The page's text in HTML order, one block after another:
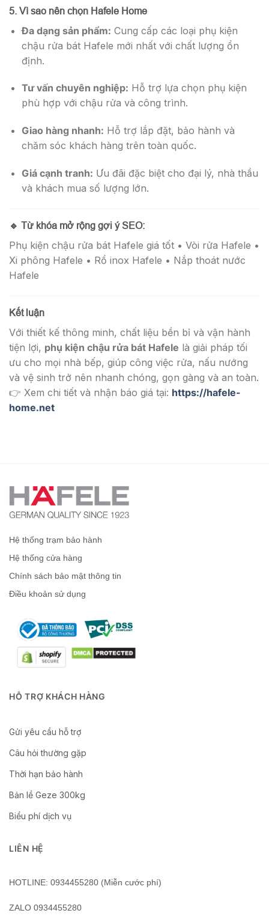
5. Vì sao nên chọn Hafele Home
Đa dạng sản phẩm: Cung cấp các loại phụ kiện
chậu rửa bát Hafele mới nhất với chất lượng ổn
định.
Tư vấn chuyên nghiệp: Hỗ trợ lựa chọn phụ kiện
phù hợp với chậu rửa và công trình.
Giao hàng nhanh: Hỗ trợ lắp đặt, bảo hành và
chăm sóc khách hàng trên toàn quốc.
Giá cạnh tranh: Ưu đãi đặc biệt cho đại lý, nhà thầu
và khách mua số lượng lớn.
🔹 Từ khóa mở rộng gợi ý SEO:
Phụ kiện chậu rửa bát Hafele giá tốt • Vòi rửa Hafele •
Xi phông Hafele • Rổ inox Hafele • Nắp thoát nước
Hafele
Kết luận
Với thiết kế thông minh, chất liệu bền bỉ và vận hành
tiện lợi, phụ kiện chậu rửa bát Hafele là giải pháp tối
ưu cho mọi nhà bếp, giúp công việc rửa, nấu nướng
và vệ sinh trở nên nhanh chóng, gọn gàng và an toàn.
👉 Xem chi tiết và nhận báo giá tại: https://hafele-
home.net
Hệ thống trạm bảo hành
Hệ thống cửa hàng
Chính sách bảo mật thông tin
Điều khoản sử dụng
HỖ TRỢ KHÁCH HÀNG
Gửi yêu cầu hỗ trợ
Câu hỏi thường gặp
Thời hạn bảo hành
Bản lề Geze 300kg
Biểu phí dịch vụ
LIÊN HỆ
HOTLINE: 0934455280 (Miễn cước phí)
ZALO 0934455280